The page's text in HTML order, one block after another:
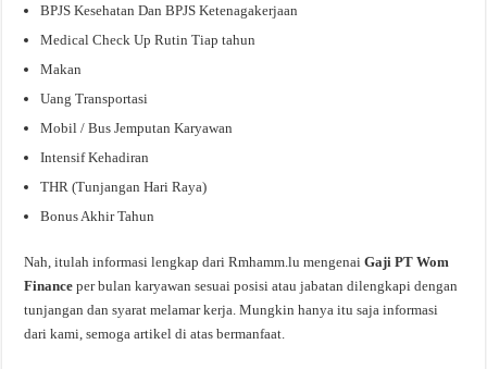
BPJS Kesehatan Dan BPJS Ketenagakerjaan
Medical Check Up Rutin Tiap tahun
Makan
Uang Transportasi
Mobil / Bus Jemputan Karyawan
Intensif Kehadiran
THR (Tunjangan Hari Raya)
Bonus Akhir Tahun
Nah, itulah informasi lengkap dari Rmhamm.lu mengenaiGaji PT Wom
Financeper bulan karyawan sesuai posisi atau jabatan dilengkapi dengan
tunjangan dan syarat melamar kerja. Mungkin hanya itu saja informasi
dari kami, semoga artikel di atas bermanfaat.